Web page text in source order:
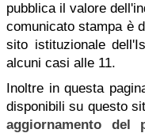
pubblica il valore
comunicato stampa è
sito istituzionale
alcuni casi alle 11.
Inoltre in questa
disponibili su questo
aggiornamento del